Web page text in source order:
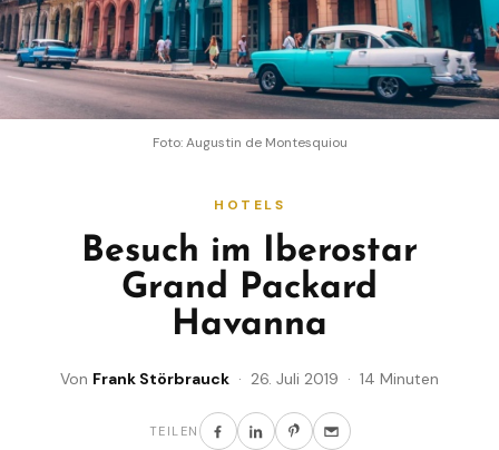
Foto: Augustin de Montesquiou
HOTELS
Besuch im Iberostar
Grand Packard
Havanna
Von Frank Störbrauck · 26. Juli 2019 · 14 Minuten
TEILEN